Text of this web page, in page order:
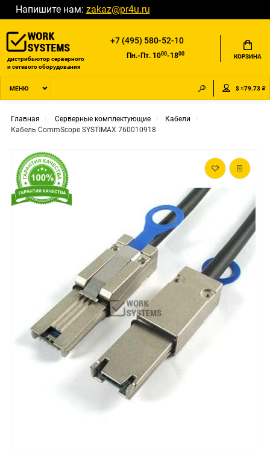
Напишите нам: zakaz@pr4u.ru
дистрибьютор серверного
и сетевого оборудования
+7 (495) 580-52-10
Пн.-Пт. 1000-1800 КОРЗИНА
МЕНЮ $ =79.73 ₽
Главная Серверные комплектующие
Кабели
Кабель CommScope SYSTIMAX 760010918